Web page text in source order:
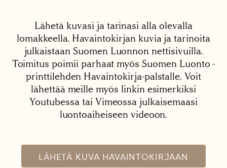
Lähetä kuvasi ja tarinasi alla olevalla
lomakkeella. Havaintokirjan kuvia ja tarinoita
julkaistaan Suomen Luonnon nettisivuilla.
Toimitus poimii parhaat myös Suomen Luonto -
printtilehden Havaintokirja-palstalle. Voit
lähettää meille myös linkin esimerkiksi
Youtubessa tai Vimeossa julkaisemaasi
luontoaiheiseen videoon.
LÄHETÄ KUVA HAVAINTOKIRJAAN